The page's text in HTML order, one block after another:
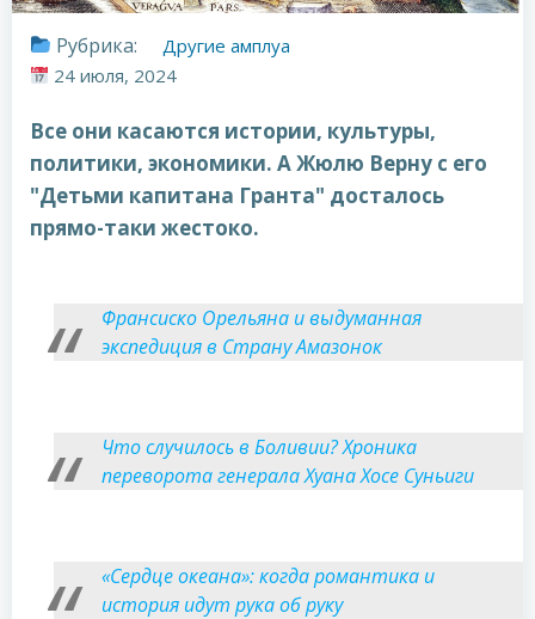
Рубрика:
Другие амплуа
24 июля, 2024
Все они касаются истории, культуры,
политики, экономики. А Жюлю Верну с его
"Детьми капитана Гранта" досталось
прямо-таки жестоко.
Франсиско Орельяна и выдуманная
экспедиция в Страну Амазонок
Что случилось в Боливии? Хроника
переворота генерала Хуана Хосе Суньиги
«Сердце океана»: когда романтика и
история идут рука об руку